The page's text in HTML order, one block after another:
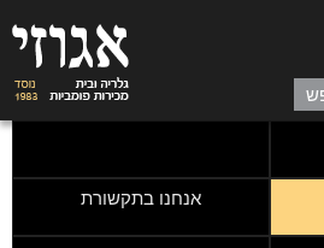
אנחנו בתקשורת